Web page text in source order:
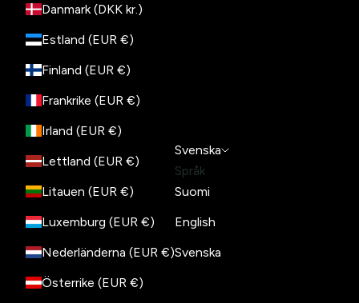
Danmark (DKK kr.)
Estland (EUR €)
Finland (EUR €)
Frankrike (EUR €)
Irland (EUR €)
Lettland (EUR €)
Litauen (EUR €)
Luxemburg (EUR €)
Nederländerna (EUR €)
Österrike (EUR €)
Svenska
Språk
Suomi
English
Svenska